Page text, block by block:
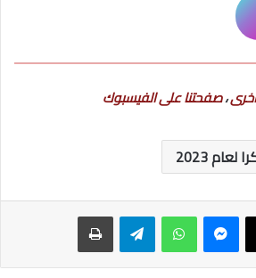
،صفحتنا على الفيسبوك
2023
ماسنجر واتساب تيلقرام طباعة